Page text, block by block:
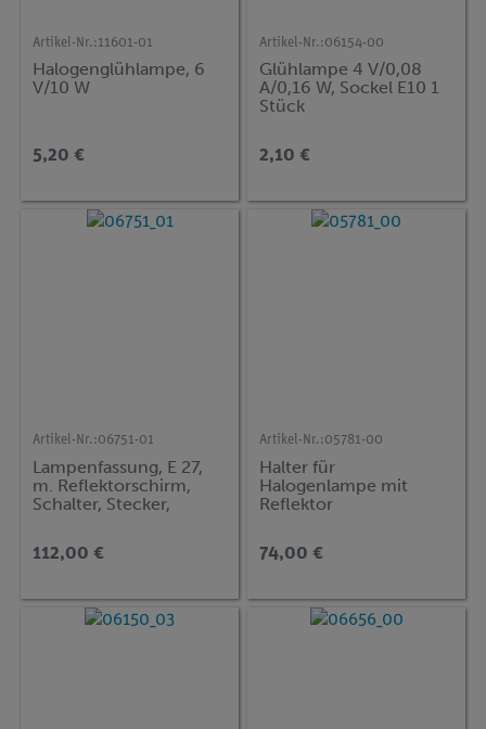
Artikel-Nr.:11601-01
Halogenglühlampe, 6
V/10 W
5,20 €
Artikel-Nr.:06154-00
Glühlampe 4 V/0,08
A/0,16 W, Sockel E10 1
Stück
2,10 €
Artikel-Nr.:06751-01
Lampenfassung, E 27,
m. Reflektorschirm,
Schalter, Stecker,
inklusive Halter
112,00 €
Artikel-Nr.:05781-00
Halter für
Halogenlampe mit
Reflektor
74,00 €